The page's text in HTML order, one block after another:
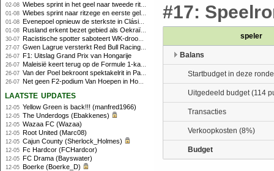
02-08 Wiebes sprint in het geel naar tweede ritzege
01-08 Wiebes sprint naar ritzege en eerste gele trui in Tour Femmes
01-08 Evenepoel opnieuw de sterkste in Clásica San Sebastián
01-08 Rusland erkent bezet gebied als Oekraïens voor opheffing IOC-schorsing
30-07 Racistische spotter saboteert WK-droom van powerliftster
27-07 Gwen Lagrue versterkt Red Bull Racing vanaf 2027
26-07 F1: Uitslag Grand Prix van Hongarije
26-07 Maleisië keert terug op de Formule 1-kalender in 2026
26-07 Van der Poel bekroont spektakelrit in Parijs met nipte zege; eindzege Pogacar
26-07 Net geen F2-podium Van Hoepen in Hongarije, Leon maakt indruk
laatste updates
12-05 Yellow Green is back!!! (manfred1966)
12-05 The Underdogs (Ebakkenes)
12-05 Wazaa FC (Wazaa)
12-05 Root United (Marc08)
12-05 Cajun County (Sherlock_Holmes)
12-05 Fc Hardcor (FCHardcor)
12-05 FC Drama (Bayswater)
12-05 Boerke (Boerke_D)
#17:
speler
Balans
Startbudget in deze ronde
Uitgedeeld budget (114
Transacties
Verkoopkosten (8%)
Budget